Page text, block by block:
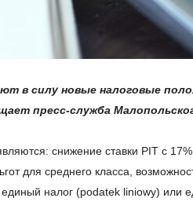
в силу новые налоговые
пресс-служба
снижение ставки PIT с
для среднего класса,
налог (podatek liniowy) или